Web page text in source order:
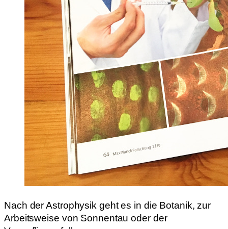
Nach der Astrophysik geht es in die Botanik, zur
Arbeitsweise von Sonnentau oder der